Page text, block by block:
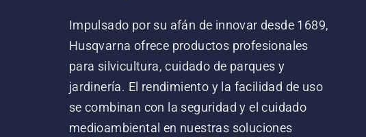
Impulsado por su afán de innovar desde 1689,
Husqvarna ofrece productos profesionales
para silvicultura, cuidado de parques y
jardinería. El rendimiento y la facilidad de uso
se combinan con la seguridad y el cuidado
medioambiental en nuestras soluciones